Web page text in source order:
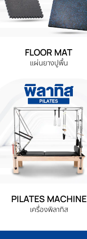
FLOOR MAT
แผ่นยางปูพื้น
PILATES MACHINE
เครื่องพิลาทิส